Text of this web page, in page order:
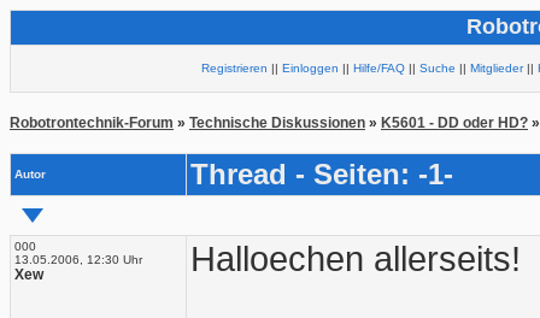
Registrieren || Einloggen || Hilfe/FAQ || Suche || Mitglieder||
Robotrontechnik-Forum » Technische Diskussionen » K5601 - DD oder HD?
Autor Thread - Seiten: -1-
000
13.05.2006, 12:30 Uhr
Xew Halloechen allerseits!